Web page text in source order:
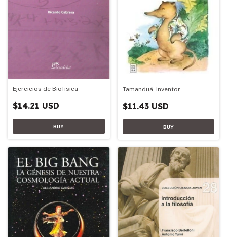
Ejercicios de Biofísica
$14.21 USD
Tamanduá, inventor
$11.43 USD